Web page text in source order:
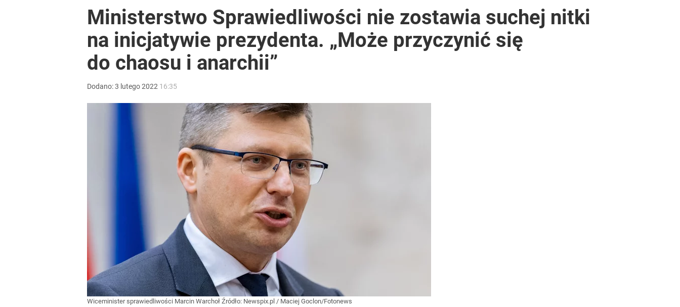
Ministerstwo Sprawiedliwości nie zostawia suchej nitki
na inicjatywie prezydenta. „Może przyczynić się
do chaosu i anarchii”
Dodano:3 lutego2022 16:35
Wiceminister sprawiedliwości Marcin Warchoł Źródło: Newspix.pl / Maciej Goclon/Fotonews